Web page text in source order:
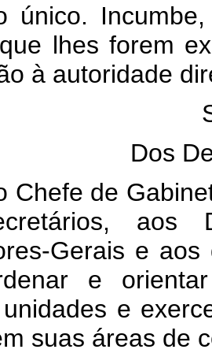
único.
lhes forem
à autoridade
Dos
Chefe de
aos
Gerais e
e
e
suas áreas de